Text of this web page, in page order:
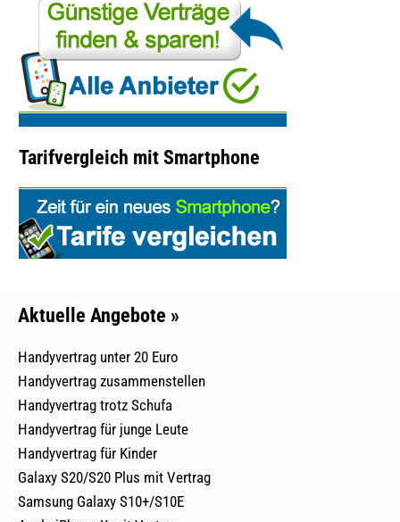
Tarifvergleich mit Smartphone
Aktuelle Angebote »
Handyvertrag unter 20 Euro
Handyvertrag zusammenstellen
Handyvertrag trotz Schufa
Handyvertrag für junge Leute
Handyvertrag für Kinder
Galaxy S20/S20 Plus mit Vertrag
Samsung Galaxy S10+/S10E